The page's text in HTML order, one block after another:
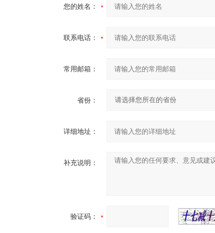
您的姓名：
联系电话：
常用邮箱：
省份：
详细地址：
补充说明：
验证码：